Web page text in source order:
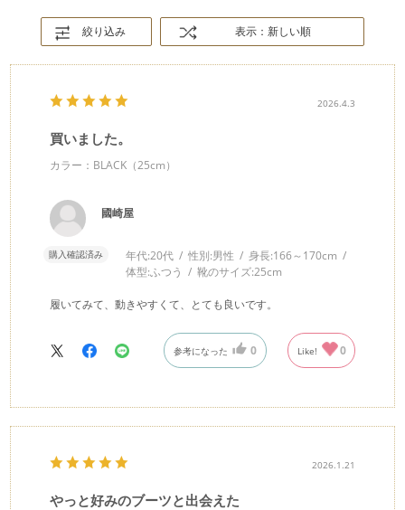
絞り込み 表示：新しい順
2026.4.3
買いました。
カラー：BLACK（25cm）
國崎屋
購入確認済み 年代:20代 性別:男性 身長:166～170cm
体型:ふつう 靴のサイズ:25cm
履いてみて、動きやすくて、とても良いです。
参考になった 0 Like! 0
2026.1.21
やっと好みのブーツと出会えた